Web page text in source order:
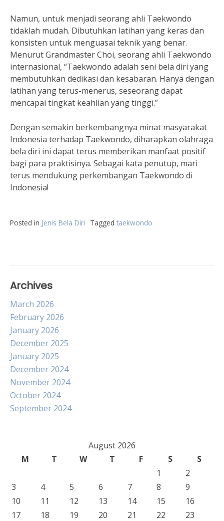
Namun, untuk menjadi seorang ahli Taekwondo
tidaklah mudah. Dibutuhkan latihan yang keras dan
konsisten untuk menguasai teknik yang benar.
Menurut Grandmaster Choi, seorang ahli Taekwondo
internasional, “Taekwondo adalah seni bela diri yang
membutuhkan dedikasi dan kesabaran. Hanya dengan
latihan yang terus-menerus, seseorang dapat
mencapai tingkat keahlian yang tinggi.”
Dengan semakin berkembangnya minat masyarakat
Indonesia terhadap Taekwondo, diharapkan olahraga
bela diri ini dapat terus memberikan manfaat positif
bagi para praktisinya. Sebagai kata penutup, mari
terus mendukung perkembangan Taekwondo di
Indonesia!
Posted in Jenis Bela Diri Tagged taekwondo
Archives
March 2026
February 2026
January 2026
December 2025
January 2025
December 2024
November 2024
October 2024
September 2024
August 2026
M
T W T F S
S
1
2
3
4 5 6 7 8
9
10
11 12 13 14 15
16
17
18 19 20 21 22
23